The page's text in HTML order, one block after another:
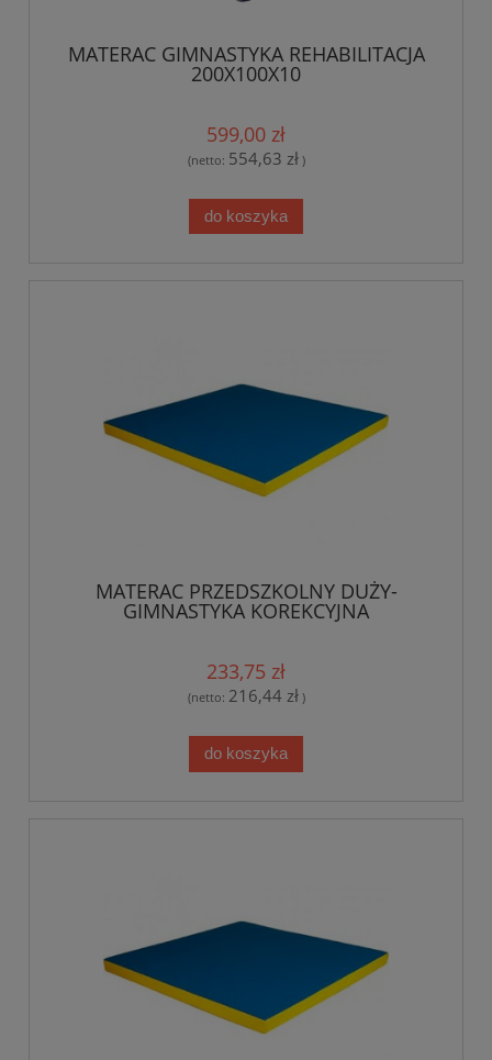
MATERAC GIMNASTYKA REHABILITACJA
200X100X10
599,00 zł
(netto: 554,63 zł)
do koszyka
MATERAC PRZEDSZKOLNY DUŻY-
GIMNASTYKA KOREKCYJNA
233,75 zł
(netto: 216,44 zł)
do koszyka